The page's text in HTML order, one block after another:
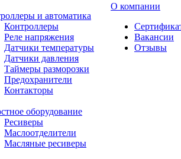
и автоматика
Контроллеры
Реле напряжения
Датчики температуры
Датчики давления
Таймеры разморозки
Предохранители
Контакторы
оборудование
Ресиверы
Маслоотделители
Масляные ресиверы
О компании
Вакансии
Отзывы